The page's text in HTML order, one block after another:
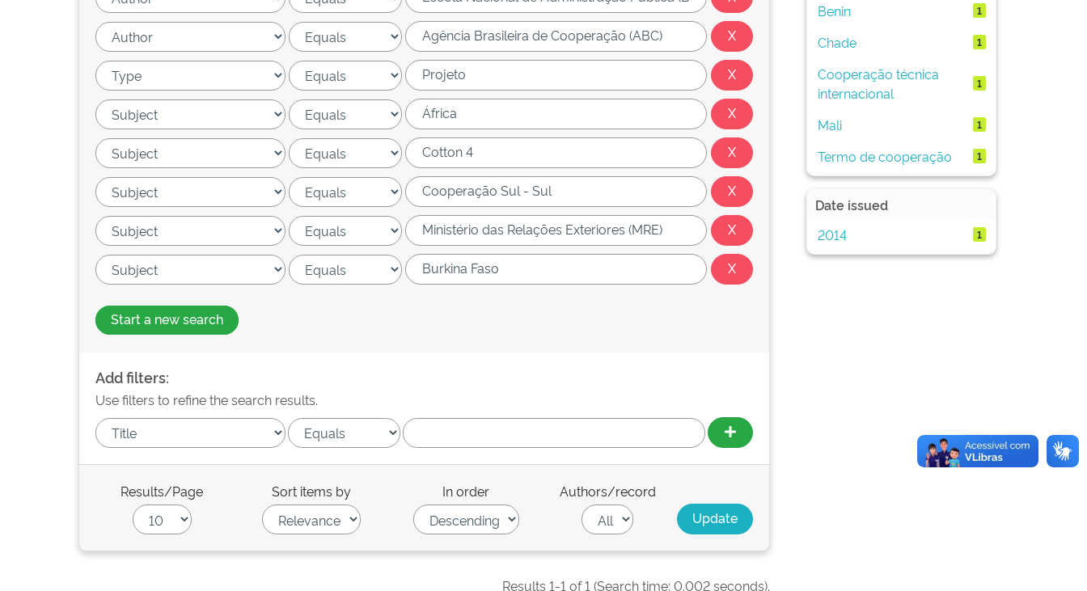
Start a new search
Add filters:
Use filters to refine the search results.
Results/Page Sort items by In order Authors/record
Results 1-1 of 1 (Search time: 0.002 seconds).
Benin 1
Chade 1
Cooperação técnica
internacional
1
Mali 1
Termo de cooperação 1
Date issued
2014
1